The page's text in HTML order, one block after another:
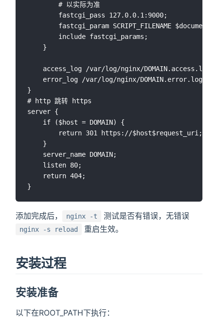
        # 以实际为准
        fastcgi_pass 127.0.0.1:9000;
fastcgi_param SCRIPT_FILENAME
        include fastcgi_params;
    }
    access_log /var/log/nginx/DOMAIN.access.log;
    error_log /var/log/nginx/DOMAIN.error.log;
}
# http 跳转 https
server {
    if ($host = DOMAIN) {
        return 301 https://$host$request_uri;
    }
    server_name DOMAIN;
    listen 80;
    return 404;
添加完成后， nginx -t 测试是否有错误，无错误
nginx -s reload 重启生效。
安装过程
安装准备
以下在ROOT_PATH下执行：